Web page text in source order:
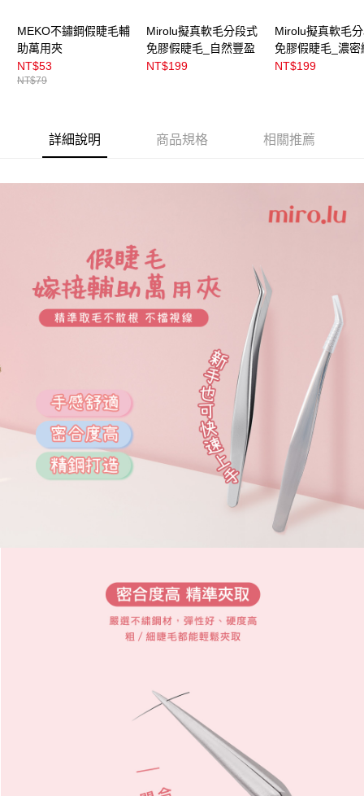
MEKO不鏽鋼假睫毛輔
助萬用夾
NT$53
NT$79
Mirolu擬真軟毛分段式
免膠假睫毛_自然豐盈
NT$199
Mirolu擬真軟毛
免膠假睫毛_濃密
NT$199
詳細說明 商品規格 相關推薦